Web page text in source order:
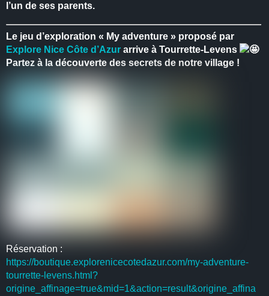
l’un de ses parents.
Le jeu d’exploration « My adventure » proposé par
Explore Nice Côte d’Azur arrive à Tourrette-Levens
Partez à la découverte des secrets de notre village !
Réservation :
https://boutique.explorenicecotedazur.com/my-adventure-
tourrette-levens.html?
origine_affinage=true&mid=1&action=result&origine_affina